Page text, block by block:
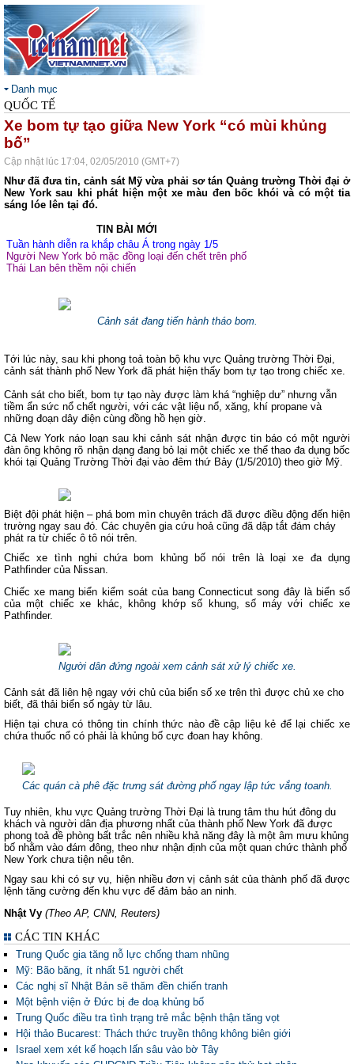
Danh mục
QUỐC TẾ
Xe bom tự tạo giữa New York “có mùi khủng
bố”
Cập nhật lúc 17:04, 02/05/2010 (GMT+7)
Như đã đưa tin, cảnh sát Mỹ vừa phải sơ tán Quảng trường Thời đại ở
New York sau khi phát hiện một xe màu đen bốc khói và có một tia
sáng lóe lên tại đó.
TIN BÀI MỚI
Tuần hành diễn ra khắp châu Á trong ngày 1/5
Người New York bỏ mặc đồng loại đến chết trên phố
Thái Lan bên thềm nội chiến
Cảnh sát đang tiến hành tháo bom.
Tới lúc này, sau khi phong toả toàn bộ khu vực Quảng trường Thời Đại,
cảnh sát thành phố New York đã phát hiện thấy bom tự tạo trong chiếc xe.
Cảnh sát cho biết, bom tự tạo này được làm khá “nghiệp dư” nhưng vẫn
tiềm ẩn sức nổ chết người, với các vật liệu nổ, xăng, khí propane và
những đoạn dây điện cùng đồng hồ hẹn giờ.
Cả New York náo loạn sau khi cảnh sát nhận được tin báo có một người
đàn ông không rõ nhận dạng đang bỏ lại một chiếc xe thể thao đa dụng bốc
khói tại Quảng Trường Thời đại vào đêm thứ Bảy (1/5/2010) theo giờ Mỹ.
Biệt đội phát hiện – phá bom mìn chuyên trách đã được điều động đến hiện
trường ngay sau đó. Các chuyên gia cứu hoả cũng đã dập tắt đám cháy
phát ra từ chiếc ô tô nói trên.
Chiếc xe tình nghi chứa bom khủng bố nói trên là loại xe đa dụng
Pathfinder của Nissan.
Chiếc xe mang biển kiểm soát của bangConnecticut song đây là biển số
của một chiếc xe khác, không khớp số khung, số máy với chiếc xe
Pathfinder.
Người dân đứng ngoài xem cảnh sát xử lý chiếc xe.
Cảnh sát đã liên hệ ngay với chủ của biển số xe trên thì được chủ xe cho
biết, đã thải biển số ngày từ lâu.
Hiện tại chưa có thông tin chính thức nào đề cập liệu kẻ để lại chiếc xe
chứa thuốc nổ có phải là khủng bố cực đoan hay không.
Các quán cà phê đặc trưng sát đường phố ngay lập tức vắng toanh.
Tuy nhiên, khu vực Quảng trường Thời Đại là trung tâm thu hút đông du
khách và người dân địa phương nhất của thành phố New York đã được
phong toả đề phòng bất trắc nên nhiều khả năng đây là một âm mưu khủng
bố nhằm vào đám đông, theo như nhận định của một quan chức thành phố
New York chưa tiện nêu tên.
Ngay sau khi có sự vụ, hiện nhiều đơn vị cảnh sát của thành phố đã được
lệnh tăng cường đến khu vực để đảm bảo an ninh.
Nhật Vy (Theo AP, CNN, Reuters)
CÁC TIN KHÁC
Trung Quốc gia tăng nỗ lực chống tham nhũng
Mỹ: Bão băng, ít nhất 51 người chết
Các nghị sĩ Nhật Bản sẽ thăm đền chiến tranh
Một bệnh viện ở Đức bị đe doạ khủng bố
Trung Quốc điều tra tình trạng trẻ mắc bệnh thận tăng vọt
Hội thảo Bucarest: Thách thức truyền thông không biên giới
Israel xem xét kế hoạch lấn sâu vào bờ Tây